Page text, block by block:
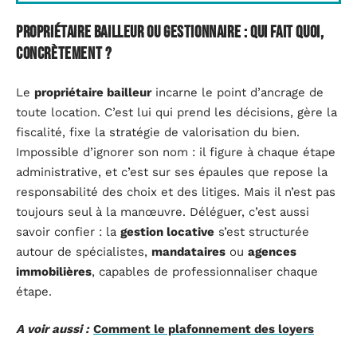
Propriétaire bailleur ou gestionnaire : qui fait quoi,
concrètement ?
Le propriétaire bailleurincarne le point d’ancrage de
toute location. C’est lui qui prend les décisions, gère la
fiscalité, fixe la stratégie de valorisation du bien.
Impossible d’ignorer son nom : il figure à chaque étape
administrative, et c’est sur ses épaules que repose la
responsabilité des choix et des litiges. Mais il n’est pas
toujours seul à la manœuvre. Déléguer, c’est aussi
savoir confier : la gestion locative s’est structurée
autour de spécialistes, mandataires ou agences
immobilières, capables de professionnaliser chaque
étape.
A voir aussi : Comment le plafonnement des loyers